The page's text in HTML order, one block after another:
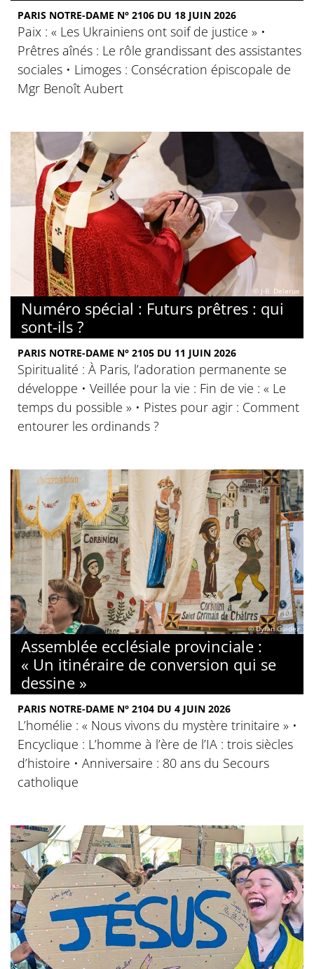
PARIS NOTRE-DAME N° 2106 DU 18 JUIN 2026
Paix : « Les Ukrainiens ont soif de justice » •
Prêtres aînés : Le rôle grandissant des assistantes
sociales • Limoges : Consécration épiscopale de
Mgr Benoît Aubert
© J-B. Delerue
Numéro spécial : Futurs prêtres : qui
sont-ils ?
PARIS NOTRE-DAME N° 2105 DU 11 JUIN 2026
Spiritualité : À Paris, l’adoration permanente se
développe • Veillée pour la vie : Fin de vie : « Le
temps du possible » • Pistes pour agir : Comment
entourer les ordinands ?
© Dylan Guidez
Assemblée ecclésiale provinciale :
« Un itinéraire de conversion qui se
dessine »
PARIS NOTRE-DAME N° 2104 DU 4 JUIN 2026
L’homélie : « Nous vivons du mystère trinitaire » •
Encyclique : L’homme à l’ère de l’IA : trois siècles
d’histoire • Anniversaire : 80 ans du Secours
catholique